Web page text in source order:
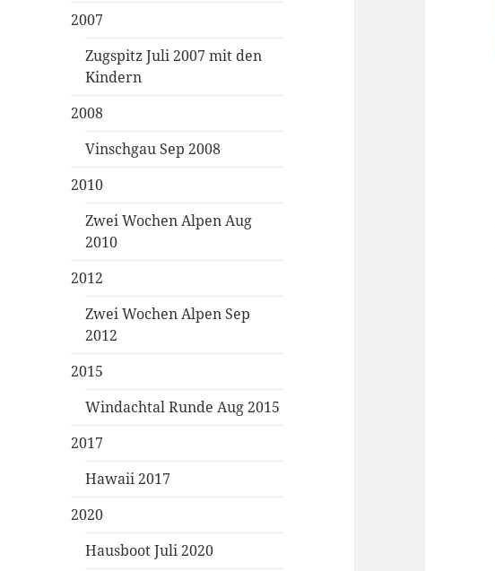
2007
Zugspitz Juli 2007 mit den
Kindern
2008
Vinschgau Sep 2008
2010
Zwei Wochen Alpen Aug
2010
2012
Zwei Wochen Alpen Sep
2012
2015
Windachtal Runde Aug 2015
2017
Hawaii 2017
2020
Hausboot Juli 2020